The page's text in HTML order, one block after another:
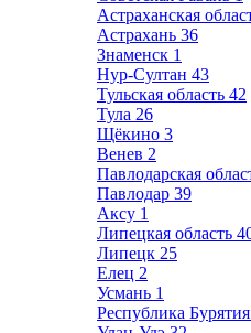
Астраханская
Астрахань 36
Знаменск 1
Нур-Султан 43
Тульская область 42
Тула 26
Щёкино 3
Венев 2
Павлодарская
Павлодар 39
Аксу 1
Липецкая область
Липецк 25
Елец 2
Усмань 1
Республика Бурятия